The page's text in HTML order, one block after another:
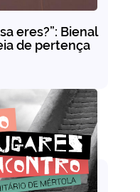
eres?”: Bienal
de pertença